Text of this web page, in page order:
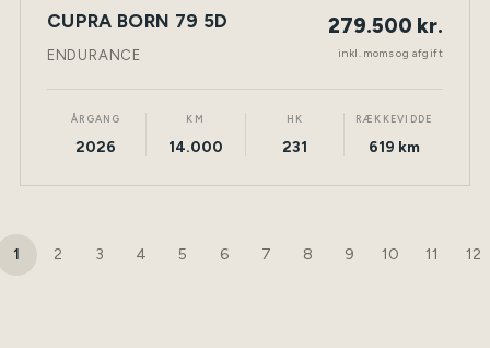
NY BIL ELEKTRISK TØNDER
CUPRA BORN 79 5D
ENDURANCE
279.500 kr.
inkl. moms og afgift
ÅRGANG
2026
KM
14.000
HK
231
RÆKKEVIDDE
619 km
1 2 3 4 5 6 7 8 9 10 11 12